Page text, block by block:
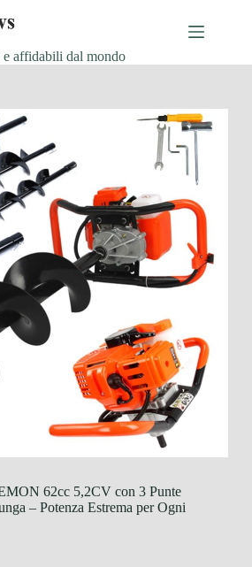
affidabili dal mondo
62cc 5,2CV con 3 Punte
– Potenza Estrema per Ogni